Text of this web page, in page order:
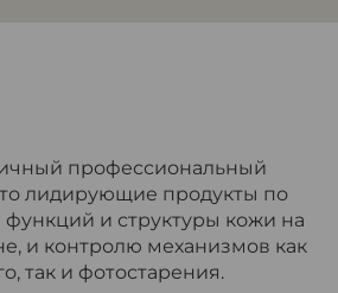
профессиональный
лидирующие продукты по
и структуры кожи на
и контролю механизмов как
так и фотостарения.